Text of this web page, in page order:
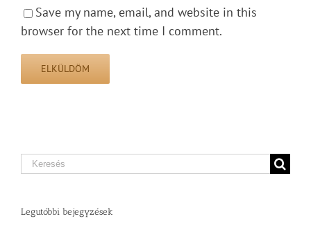
Save my name, email, and website in this
browser for the next time I comment.
Search
Legutóbbi bejegyzések